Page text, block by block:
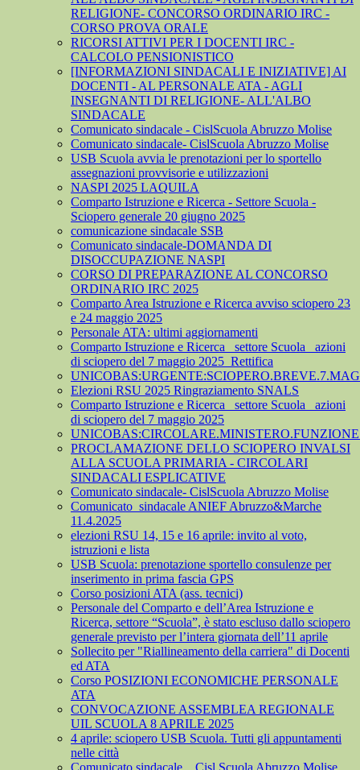
RELIGIONE- CONCORSO ORDINARIO IRC -
CORSO PROVA ORALE
RICORSI ATTIVI PER I DOCENTI IRC -
CALCOLO PENSIONISTICO
[INFORMAZIONI SINDACALI E INIZIATIVE] AI
DOCENTI - AL PERSONALE ATA - AGLI
INSEGNANTI DI RELIGIONE- ALL'ALBO
SINDACALE
Comunicato sindacale - CislScuola Abruzzo Molise
Comunicato sindacale- CislScuola Abruzzo Molise
USB Scuola avvia le prenotazioni per lo sportello
assegnazioni provvisorie e utilizzazioni
NASPI 2025 LAQUILA
Comparto Istruzione e Ricerca - Settore Scuola -
Sciopero generale 20 giugno 2025
comunicazione sindacale SSB
Comunicato sindacale-DOMANDA DI
DISOCCUPAZIONE NASPI
CORSO DI PREPARAZIONE AL CONCORSO
ORDINARIO IRC 2025
Comparto Area Istruzione e Ricerca avviso sciopero 23
e 24 maggio 2025
Personale ATA: ultimi aggiornamenti
Comparto Istruzione e Ricerca_ settore Scuola_ azioni
di sciopero del 7 maggio 2025_Rettifica
Elezioni RSU 2025 Ringraziamento SNALS
Comparto Istruzione e Ricerca_ settore Scuola_ azioni
di sciopero del 7 maggio 2025
PROCLAMAZIONE DELLO SCIOPERO INVALSI
ALLA SCUOLA PRIMARIA - CIRCOLARI
SINDACALI ESPLICATIVE
Comunicato sindacale- CislScuola Abruzzo Molise
Comunicato_sindacale ANIEF Abruzzo&Marche
11.4.2025
elezioni RSU 14, 15 e 16 aprile: invito al voto,
istruzioni e lista
USB Scuola: prenotazione sportello consulenze per
inserimento in prima fascia GPS
Corso posizioni ATA (ass. tecnici)
Personale del Comparto e dell’Area Istruzione e
Ricerca, settore “Scuola”, è stato escluso dallo sciopero
generale previsto per l’intera giornata dell’11 aprile
Sollecito per "Riallineamento della carriera" di Docenti
ed ATA
Corso POSIZIONI ECONOMICHE PERSONALE
ATA
CONVOCAZIONE ASSEMBLEA REGIONALE
UIL SCUOLA 8 APRILE 2025
4 aprile: sciopero USB Scuola. Tutti gli appuntamenti
nelle città